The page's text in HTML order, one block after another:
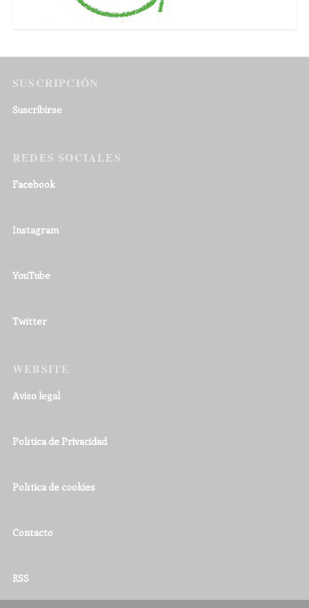
SUSCRIPCIÓN
Suscribirse
REDES SOCIALES
Facebook
Instagram
YouTube
Twitter
WEBSITE
Aviso legal
Política de Privacidad
Política de cookies
Contacto
RSS